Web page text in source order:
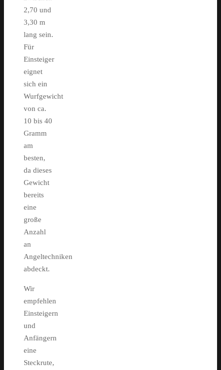
2,70 und
3,30 m
lang sein.
Für
Einsteiger
eignet
sich ein
Wurfgewicht
von ca.
10 bis 40
Gramm
am
besten,
da dieses
Gewicht
bereits
eine
große
Anzahl
an
Angeltechniken
abdeckt.
Wir
empfehlen
Einsteigern
und
Anfängern
eine
Steckrute,